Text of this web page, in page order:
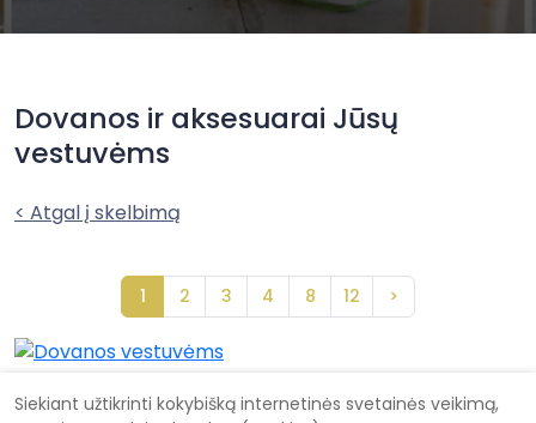
Dovanos ir aksesuarai Jūsų
vestuvėms
< Atgal į skelbimą
1 2 3 4 8 12 >
Siekiant užtikrinti kokybišką internetinės svetainės veikimą,